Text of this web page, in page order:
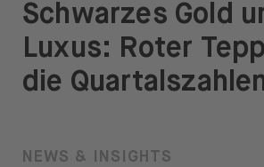
Schwarzes Gold
Luxus: Roter
die
NEWS & INSIGHTS